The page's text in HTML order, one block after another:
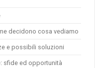
decidono cosa vediamo
e possibili soluzioni
sfide ed opportunità